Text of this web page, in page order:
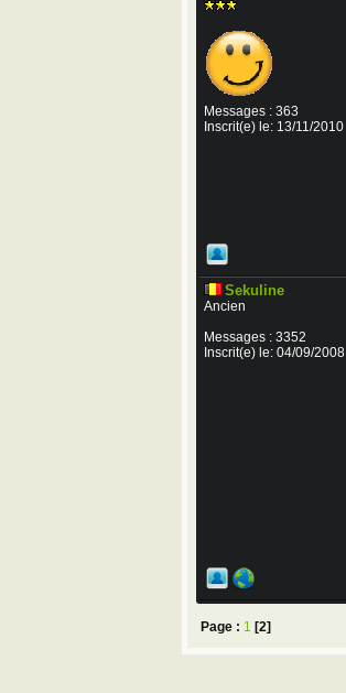
Messages : 363
Inscrit(e) le: 13/11/2010
Sekuline
Ancien
Messages : 3352
Inscrit(e) le: 04/09/2008
Page : 1 [2]